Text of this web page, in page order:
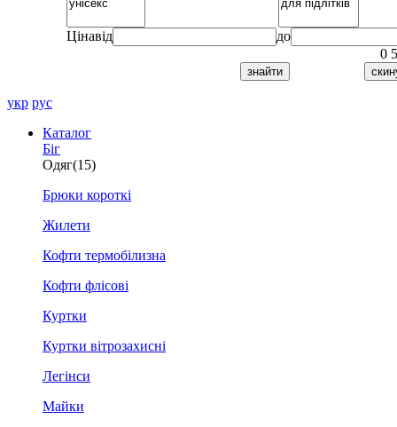
Цінавід
до
0
укр рус
Каталог
Біг
Одяг(15)
Брюки короткі
Жилети
Кофти термобілизна
Кофти флісові
Куртки
Куртки вітрозахисні
Легінси
Майки